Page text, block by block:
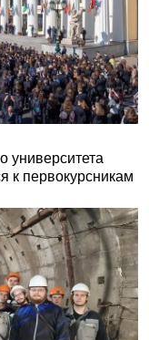
университета
к первокурсникам